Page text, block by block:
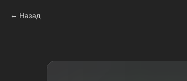
Назад